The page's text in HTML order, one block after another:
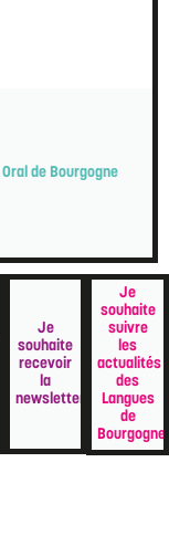
de Bourgogne
Je
souhaite
recevoir
la
newsletter
Je
souhaite
suivre
les
actualités
des
Langues
de
Bourgogne